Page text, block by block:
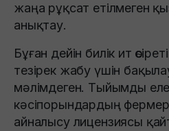
жаңа рұқсат етілмеген
анықтау.
Бұған дейін билік ит
тезірек жабу үшін
мәлімдеген. Тыйымды
кәсіпорындардың
айналысу лицензиясы